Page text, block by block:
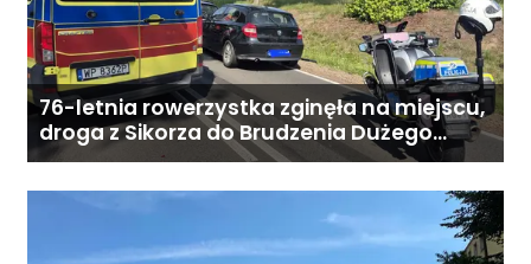
76-letnia rowerzystka zginęła na miejscu,
droga z Sikorza do Brudzenia Dużego
zablokowana